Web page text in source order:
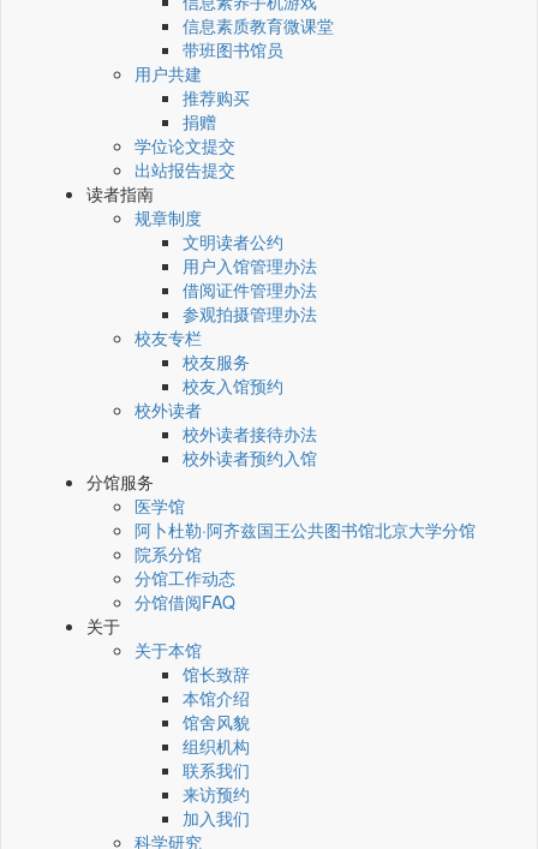
信息素质教育微课堂
带班图书馆员
用户共建
推荐购买
捐赠
学位论文提交
出站报告提交
读者指南
规章制度
文明读者公约
用户入馆管理办法
借阅证件管理办法
参观拍摄管理办法
校友专栏
校友服务
校友入馆预约
校外读者
校外读者接待办法
校外读者预约入馆
分馆服务
医学馆
阿卜杜勒·阿齐兹国王公共图书馆北京大学分馆
院系分馆
分馆工作动态
分馆借阅FAQ
关于
关于本馆
馆长致辞
本馆介绍
馆舍风貌
组织机构
联系我们
来访预约
加入我们
科学研究